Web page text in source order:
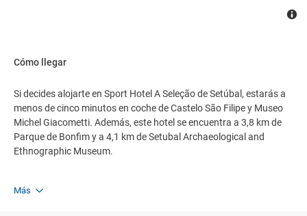
Cómo llegar
Si decides alojarte en Sport Hotel A Seleção de Setúbal, estarás a
menos de cinco minutos en coche de Castelo São Filipe y Museo
Michel Giacometti. Además, este hotel se encuentra a 3,8 km de
Parque de Bonfim y a 4,1 km de Setubal Archaeological and
Ethnographic Museum.
Más